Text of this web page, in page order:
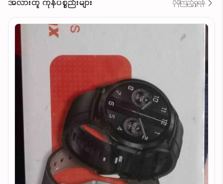
အလားတူ ကုန်ပစ္စည်းများ ပိုမိုကြည့်ရှုရန်